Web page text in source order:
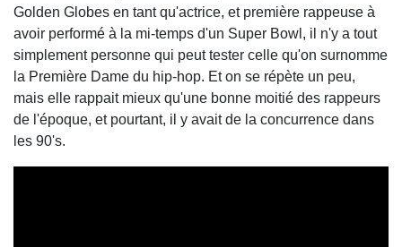
Golden Globes en tant qu'actrice, et première rappeuse à
avoir performé à la mi-temps d'un Super Bowl, il n'y a tout
simplement personne qui peut tester celle qu'on surnomme
la Première Dame du hip-hop. Et on se répète un peu,
mais elle rappait mieux qu'une bonne moitié des rappeurs
de l'époque, et pourtant, il y avait de la concurrence dans
les 90's.